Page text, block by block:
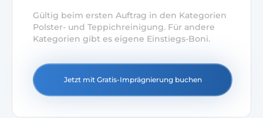
Gültig beim ersten Auftrag in den Kategorien
Polster- und Teppichreinigung. Für andere
Kategorien gibt es eigene Einstiegs-Boni.
Jetzt mit Gratis-Imprägnierung buchen